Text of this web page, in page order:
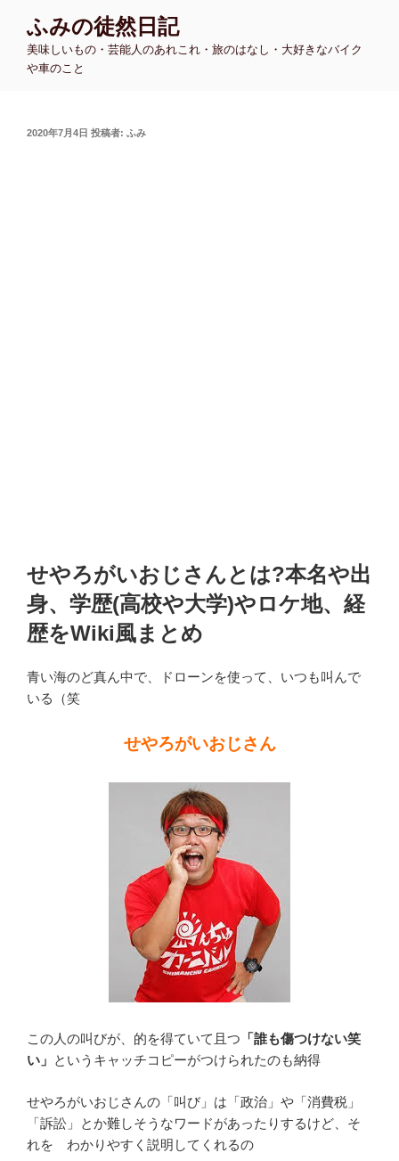
ふみの徒然日記
美味しいもの・芸能人のあれこれ・旅のはなし・大好きなバイク
や車のこと
投
2020年7月4日 投稿者: ふみ
せやろがいおじさんとは?本名や出
身、学歴(高校や大学)やロケ地、経
歴をWiki風まとめ
青い海のど真ん中で、ドローンを使って、いつも叫んで
いる（笑
せやろがいおじさん
この人の叫びが、的を得ていて且つ 「誰も傷つけない笑
い」 というキャッチコピーがつけられたのも納得
せやろがいおじさんの「叫び」は「政治」や「消費税」
「訴訟」とか難しそうなワードがあったりするけど、そ
れを わかりやすく説明してくれるの